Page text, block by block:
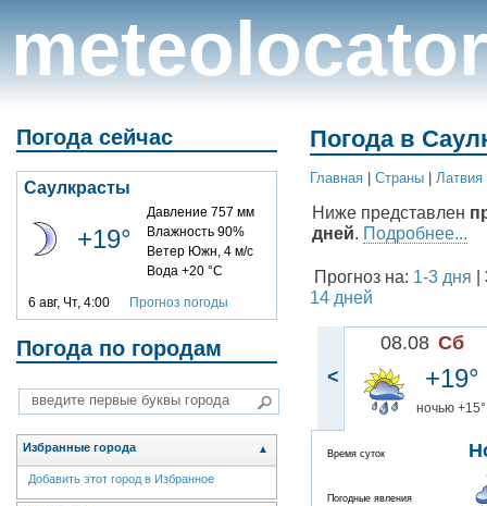
meteolocator
Погода сейчас
Саулкрасты
+19°
Давление 757 мм
Влажность 90%
Ветер Южн, 4 м/с
Вода +20 °C
6 авг, Чт, 4:00 Прогноз погоды
Погода по городам
Избранные города ▲
Добавить этот город в Избранное
Погода в
Главная Cтраны Латвия
Ниже представлен
дней. Подробнее...
Прогноз на: 1-3 дня
14 дней
<
08.08 Сб
+19°
ночью +15°
Время суток
Погодные явления